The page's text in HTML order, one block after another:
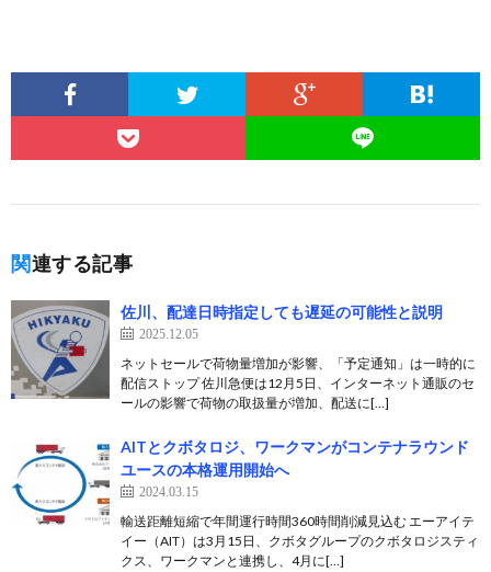
関連する記事
佐川、配達日時指定しても遅延の可能性と説明
2025.12.05
ネットセールで荷物量増加が影響、「予定通知」は一時的に
配信ストップ 佐川急便は12月5日、インターネット通販のセ
ールの影響で荷物の取扱量が増加、配送に[…]
AITとクボタロジ、ワークマンがコンテナラウンド
ユースの本格運用開始へ
2024.03.15
輸送距離短縮で年間運行時間360時間削減見込む エーアイテ
イー（AIT）は3月15日、クボタグループのクボタロジスティ
クス、ワークマンと連携し、4月に[…]